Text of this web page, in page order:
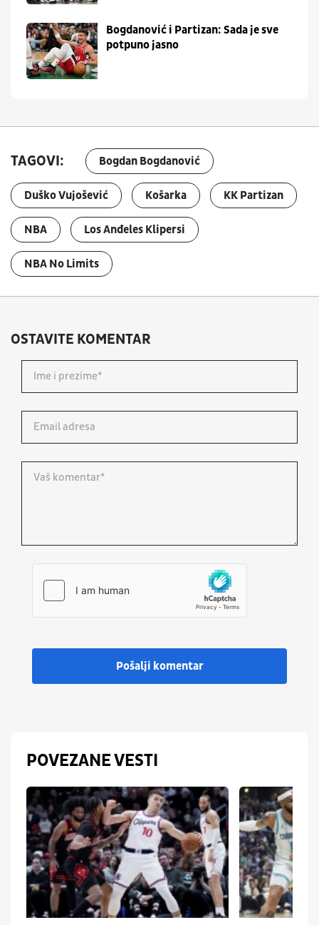
Bogdanović i Partizan: Sada je sve
potpuno jasno
TAGOVI: Bogdan Bogdanović
Duško Vujošević Košarka KK Partizan
NBA Los Anđeles Klipersi
NBA No Limits
OSTAVITE KOMENTAR
Pošalji komentar
POVEZANE VESTI